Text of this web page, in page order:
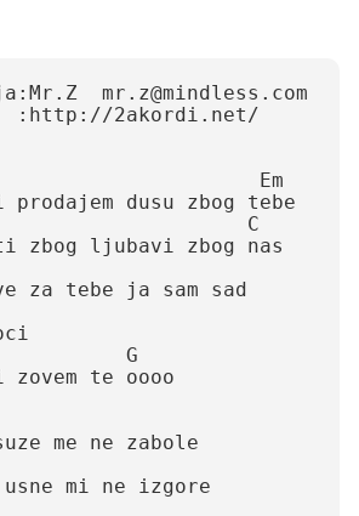
mr.z@mindless.com
:http://2akordi.net/
Em
prodajem dusu zbog tebe
zbog ljubavi zbog nas
za tebe ja sam sad
te oooo
me ne zabole
mi ne izgore